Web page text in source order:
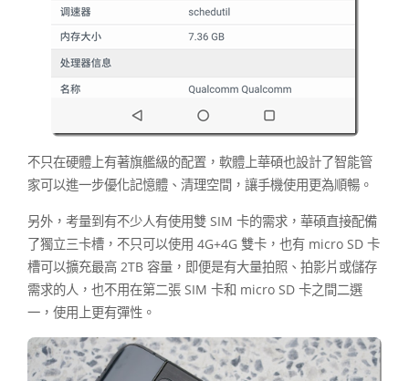
不只在硬體上有著旗艦級的配置，軟體上華碩也設計了智能管
家可以進一步優化記憶體、清理空間，讓手機使用更為順暢。
另外，考量到有不少人有使用雙 SIM 卡的需求，華碩直接配備
了獨立三卡槽，不只可以使用 4G+4G 雙卡，也有 micro SD 卡
槽可以擴充最高 2TB 容量，即便是有大量拍照、拍影片或儲存
需求的人，也不用在第二張 SIM 卡和 micro SD 卡之間二選
一，使用上更有彈性。